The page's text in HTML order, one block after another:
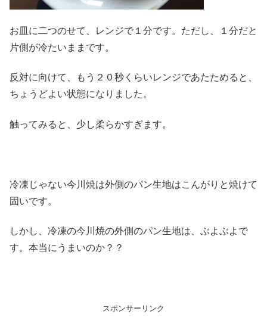
お皿に二つのせて、レンジで１分です。ただし、１分だと
片側が冷たいままです。
反対に向けて、もう２０秒くらいレンジであたためると、
ちょうどよい状態になりました。
触ってみると、少し柔らかすぎます。
冷凍じゃない今川焼は外側のパン生地はこんがりと焼けて
固いです。
しかし、冷凍の今川焼の外側のパン生地は、ぶよぶよで
す。本当にうまいのか？？
スポンサーリンク